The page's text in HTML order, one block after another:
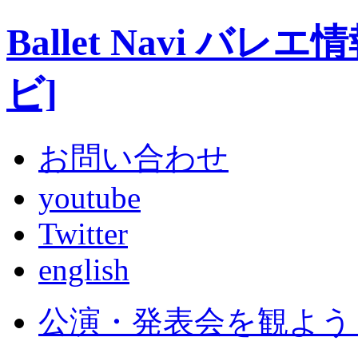
Ballet Navi バレエ
ビ]
お問い合わせ
youtube
Twitter
english
公演・発表会を観よ